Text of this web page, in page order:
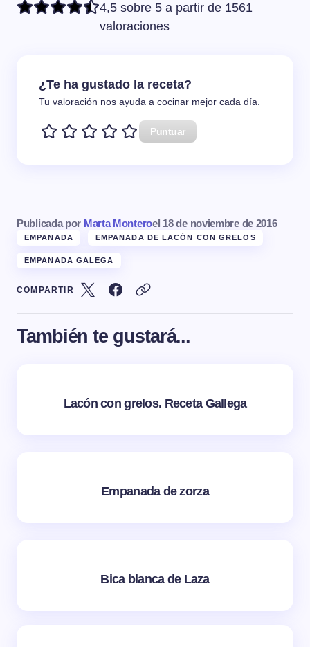
4,5 sobre 5 a partir de 1561
valoraciones
¿Te ha gustado la receta?
Tu valoración nos ayuda a cocinar mejor cada día.
Puntuar
Publicada por Marta Monteroel 18 de noviembre de 2016
EMPANADA EMPANADA DE LACÓN CON GRELOS
EMPANADA GALEGA
COMPARTIR
También te gustará...
Lacón con grelos. Receta Gallega
Empanada de zorza
Bica blanca de Laza